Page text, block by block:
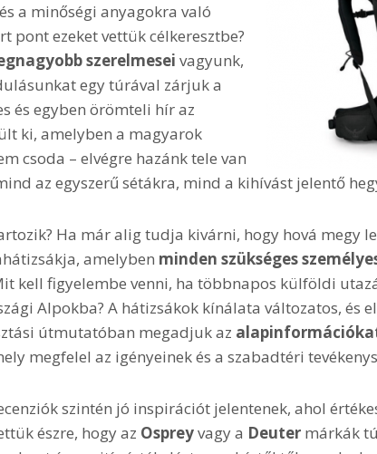
a minőségi anyagokra való
pont ezeket vettük célkeresztbe?
szerelmesei vagyunk,
egy túrával zárjuk a
és egyben örömteli hír az
ki, amelyben a magyarok
csoda – elvégre hazánk tele van
az egyszerű sétákra, mind a kihívást jelentő
Ha már alig tudja kivárni, hogy hová megy
amelyben minden szükséges
kell figyelembe venni, ha többnapos külföldi
Alpokba? A hátizsákok kínálata változatos, és
útmutatóban megadjuk az
megfelel az igényeinek és a szabadtéri
szintén jó inspirációt jelentenek, ahol
észre, hogy az Ospreyvagy a Deutermárkák